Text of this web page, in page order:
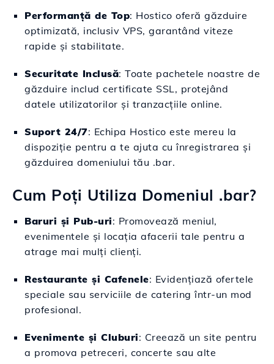
Performanță de Top: Hostico oferă găzduire
optimizată, inclusiv VPS, garantând viteze
rapide și stabilitate.
Securitate Inclusă: Toate pachetele noastre de
găzduire includ certificate SSL, protejând
datele utilizatorilor și tranzacțiile online.
Suport 24/7: Echipa Hostico este mereu la
dispoziție pentru a te ajuta cu înregistrarea și
găzduirea domeniului tău .bar.
Cum Poți Utiliza Domeniul .bar?
Baruri și Pub-uri: Promovează meniul,
evenimentele și locația afacerii tale pentru a
atrage mai mulți clienți.
Restaurante și Cafenele: Evidențiază ofertele
speciale sau serviciile de catering într-un mod
profesional.
Evenimente și Cluburi: Creează un site pentru
a promova petreceri, concerte sau alte